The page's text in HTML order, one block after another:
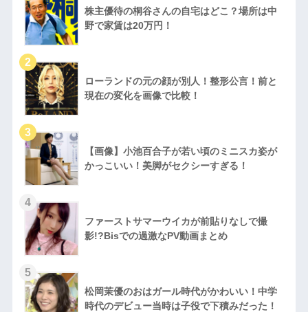
株主優待の桐谷さんの自宅はどこ？場所は中
野で家賃は20万円！
ローランドの元の顔が別人！整形公言！前と
現在の変化を画像で比較！
【画像】小池百合子が若い頃のミニスカ姿が
かっこいい！美脚がセクシーすぎる！
ファーストサマーウイカが前貼りなしで撮
影!?Bisでの過激なPV動画まとめ
松岡茉優のおはガール時代がかわいい！中学
時代のデビュー当時は子役で下積みだった！